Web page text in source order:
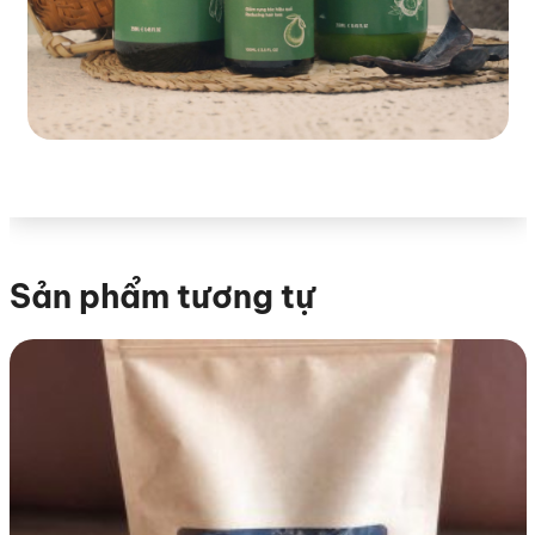
Sản phẩm tương tự